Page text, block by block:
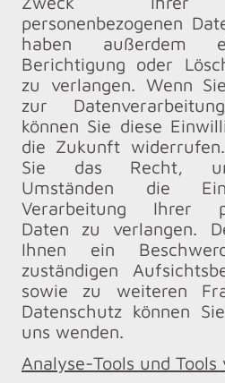
personenbezogenen
haben außerdem
Berichtigung oder
zu verlangen. Wenn
zur
können Sie diese
die Zukunft
Sie das Recht,
Umständen die
Verarbeitung Ihrer
Daten zu verlangen.
Ihnen ein
zuständigen
sowie zu weiteren
Datenschutz können
uns wenden.
Analyse-Tools und